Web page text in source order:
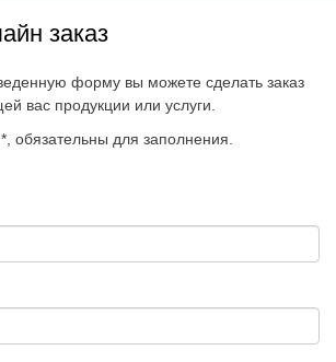
заказ
форму вы можете сделать заказ
вас продукции или услуги.
обязательны для заполнения.